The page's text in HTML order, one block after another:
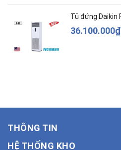
36.100.000₫
THÔNG TIN
HỆ THỐNG KHO